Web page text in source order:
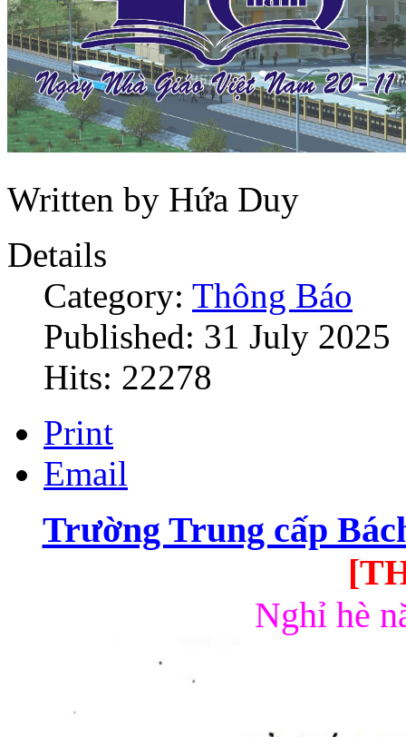
Written by Hứa Duy
Details
Category: Thông Báo
Published: 31 July 2025
Hits: 22278
Print
Email
Trường Trung cấp
Nghỉ hè